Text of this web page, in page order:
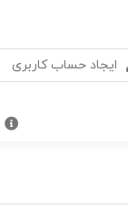
ایجاد حساب کاربری